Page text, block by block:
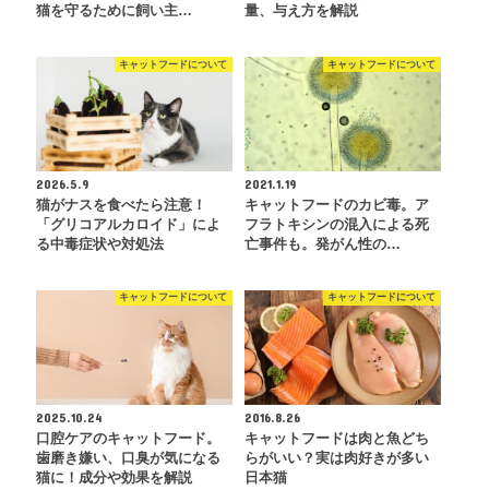
猫を守るために飼い主…
量、与え方を解説
キャットフードについて
2026.5.9
猫がナスを食べたら注意！
「グリコアルカロイド」によ
る中毒症状や対処法
キャットフードについて
2021.1.19
キャットフードのカビ毒。ア
フラトキシンの混入による死
亡事件も。発がん性の…
キャットフードについて
2025.10.24
口腔ケアのキャットフード。
歯磨き嫌い、口臭が気になる
猫に！成分や効果を解説
キャットフードについて
2016.8.26
キャットフードは肉と魚どち
らがいい？実は肉好きが多い
日本猫